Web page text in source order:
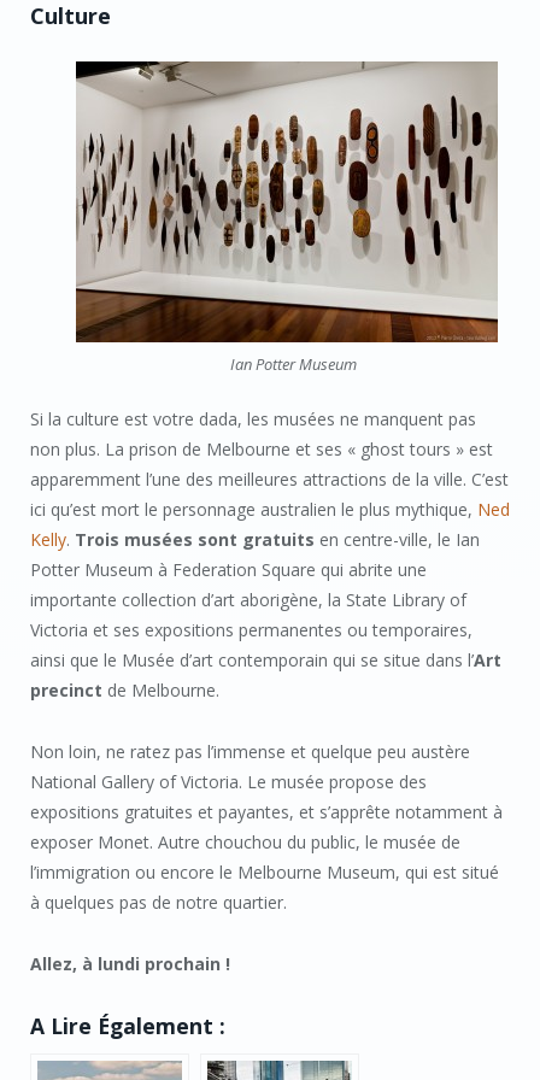
Culture
Ian Potter Museum
Si la culture est votre dada, les musées ne manquent pas
non plus. La prison de Melbourne et ses « ghost tours » est
apparemment l’une des meilleures attractions de la ville. C’est
ici qu’est mort le personnage australien le plus mythique, Ned
Kelly. Trois musées sont gratuits en centre-ville, le Ian
Potter Museum à Federation Square qui abrite une
importante collection d’art aborigène, la State Library of
Victoria et ses expositions permanentes ou temporaires,
ainsi que le Musée d’art contemporain qui se situe dans l’Art
precinct de Melbourne.
Non loin, ne ratez pas l’immense et quelque peu austère
National Gallery of Victoria. Le musée propose des
expositions gratuites et payantes, et s’apprête notamment à
exposer Monet. Autre chouchou du public, le musée de
l’immigration ou encore le Melbourne Museum, qui est situé
à quelques pas de notre quartier.
Allez, à lundi prochain !
A Lire Également :